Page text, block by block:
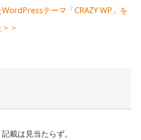
テーマ「CRAZY WP」を
＞
記載は見当たらず。